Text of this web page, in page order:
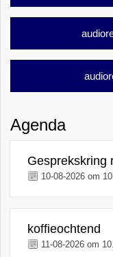
Agenda
Gesprekskring
10-08-2026 om
koffieochtend
11-08-2026 om